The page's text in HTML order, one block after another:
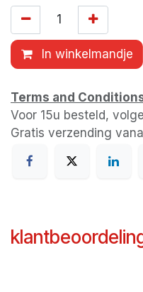
In winkelmandje
Terms and
Voor 15u besteld,
Gratis verzending